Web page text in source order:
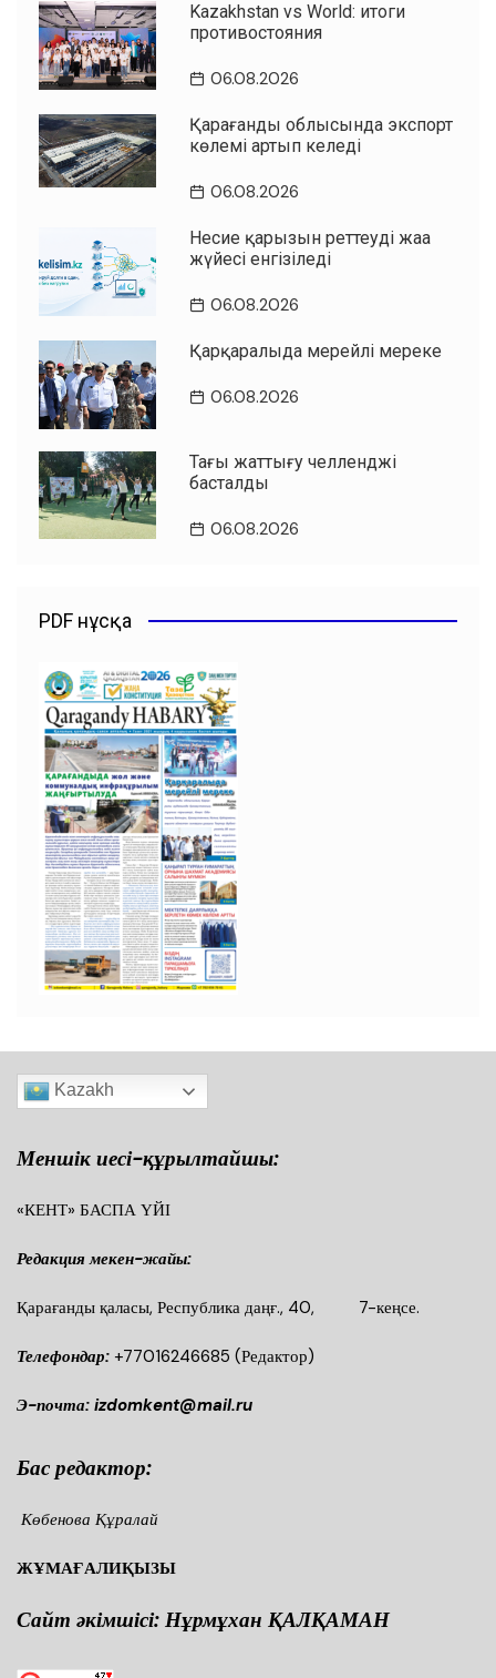
Kazakhstan vs World: итоги
противостояния
06.08.2026
Қарағанды облысында экспорт
көлемі артып келеді
06.08.2026
Несие қарызын реттеудің жаңа
жүйесі енгізіледі
06.08.2026
Қарқаралыда мерейлі мереке
06.08.2026
Таңғы жаттығу челленджі
басталды
06.08.2026
PDF нұсқа
Kazakh
Меншік иесі-құрылтайшы:
«КЕНТ» БАСПА ҮЙІ
Редакция мекен-жайы:
Қарағанды қаласы, Республика даңғ., 40, 7-кеңсе.
Телефондар: +77016246685 (Редактор)
Э-почта: izdomkent@mail.ru
Бас редактор:
Көбенова Құралай
ЖҰМАҒАЛИҚЫЗЫ
Сайт әкімшісі: Нұрмұхан ҚАЛҚАМАН